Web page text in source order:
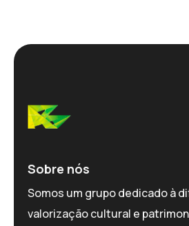
Sobre nós
Somos um grupo dedicado à
valorização cultural e